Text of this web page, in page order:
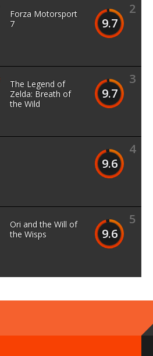
2
9.7
Forza Motorsport
7
3
9.7
The Legend of
Zelda: Breath of
the Wild
4
9.6
5
9.6
Ori and the Will of
the Wisps